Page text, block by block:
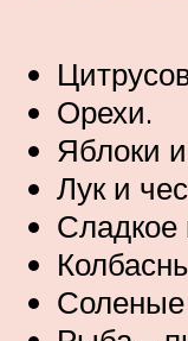
Орехи.
Яблоки
Лук и
Сладкое
Соленые